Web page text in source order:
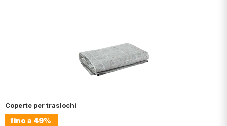
Coperte per traslochi
fino a 49%